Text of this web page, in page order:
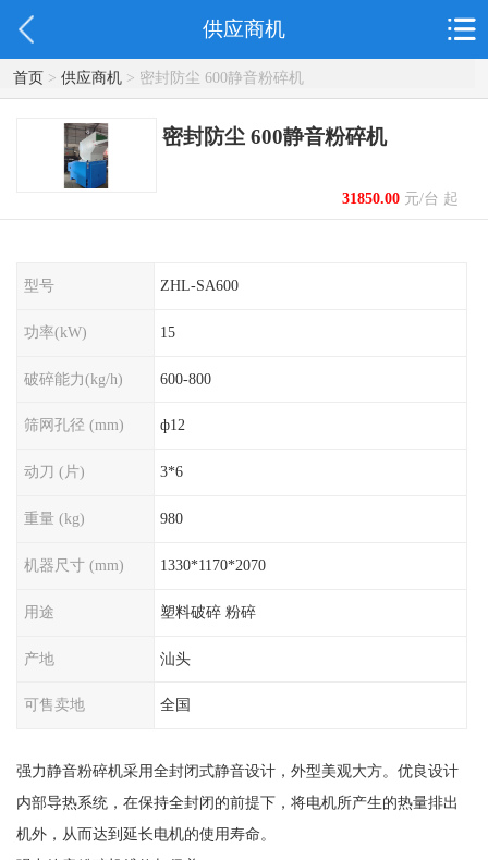
供应商机
首页> 供应商机> 密封防尘 600静音粉碎机
密封防尘 600静音粉碎机
31850.00元/台 起
型号 ZHL-SA600
功率(kW) 15
破碎能力(kg/h) 600-800
筛网孔径 (mm) ф12
动刀 (片) 3*6
重量 (kg) 980
机器尺寸 (mm) 1330*1170*2070
用途 塑料破碎 粉碎
产地 汕头
可售卖地 全国
强力静音粉碎机采用全封闭式静音设计，外型美观大方。优良设计
内部导热系统，在保持全封闭的前提下，将电机所产生的热量排出
机外，从而达到延长电机的使用寿命。